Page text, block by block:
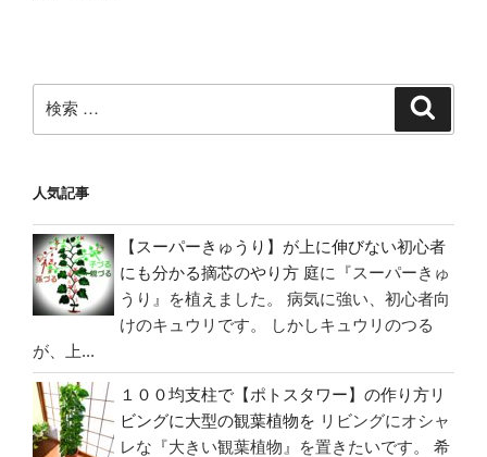
リ
ー
植
替
え】
を
違
え
て
普
検
索:
人気記事
【スーパーきゅうり】が上に伸びない初心者
にも分かる摘芯のやり方 庭に『スーパーきゅ
うり』を植えました。 病気に強い、初心者向
けのキュウリです。 しかしキュウリのつる
が、上...
１００均支柱で【ポトスタワー】の作り方リ
ビングに大型の観葉植物を リビングにオシャ
レな『大きい観葉植物』を置きたいです。 希